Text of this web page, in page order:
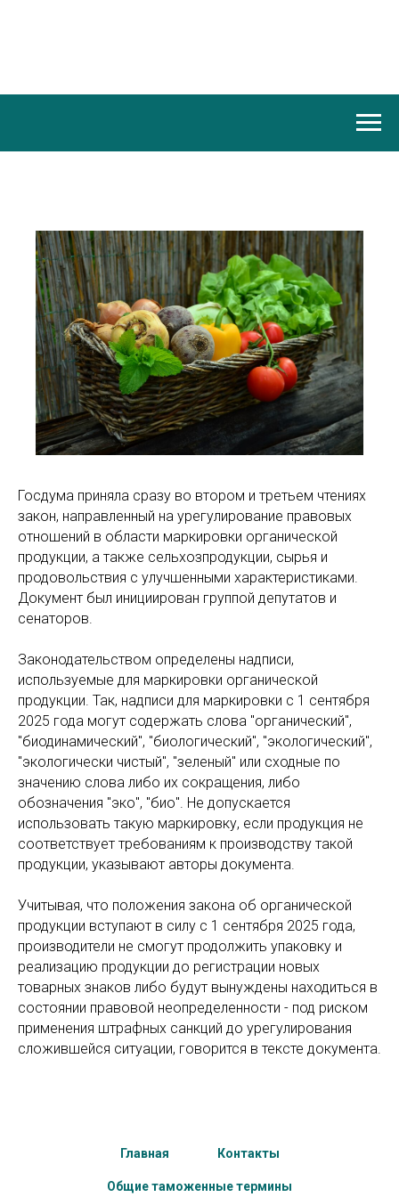
Госдума приняла сразу во втором и третьем чтениях
закон, направленный на урегулирование правовых
отношений в области маркировки органической
продукции, а также сельхозпродукции, сырья и
продовольствия с улучшенными характеристиками.
Документ был инициирован группой депутатов и
сенаторов.
Законодательством определены надписи,
используемые для маркировки органической
продукции. Так, надписи для маркировки с 1 сентября
2025 года могут содержать слова "органический",
"биодинамический", "биологический", "экологический",
"экологически чистый", "зеленый" или сходные по
значению слова либо их сокращения, либо
обозначения "эко", "био". Не допускается
использовать такую маркировку, если продукция не
соответствует требованиям к производству такой
продукции, указывают авторы документа.
Учитывая, что положения закона об органической
продукции вступают в силу с 1 сентября 2025 года,
производители не смогут продолжить упаковку и
реализацию продукции до регистрации новых
товарных знаков либо будут вынуждены находиться в
состоянии правовой неопределенности - под риском
применения штрафных санкций до урегулирования
сложившейся ситуации, говорится в тексте документа.
Главная Контакты
Общие таможенные термины